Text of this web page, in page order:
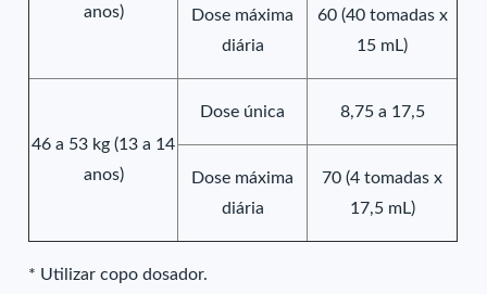
anos)
Dose máxima
diária
60 (40 tomadas x
15 mL)
46 a 53 kg (13 a 14
anos)
Dose única 8,75 a 17,5
Dose máxima
diária
70 (4 tomadas x
17,5 mL)
* Utilizar copo dosador.